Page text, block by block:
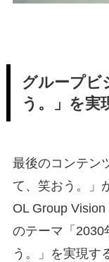
グループビ
う。」を実
最後のコンテン
て、笑おう。」
OL Group
のテーマ「2030
う。」を実現す